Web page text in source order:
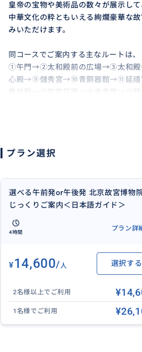
皇帝の宝物や美術品の数々が展示し
中華文化の粋ともいえる絢爛豪華な
みいただけます。
同コースでご案内する主なルートは、
①午門→②太和殿前の広場→③太和
心殿→⑨儲秀宮→⑩青銅器館→⑪延
おすすめ
プラン選択
選べる午前発or午後発 北京故宮博物
じっくりご案内＜日本語ガイド＞
4時間
プラン詳
¥14,600/人 選択する
2名様以上でご利用
1名様でご利用